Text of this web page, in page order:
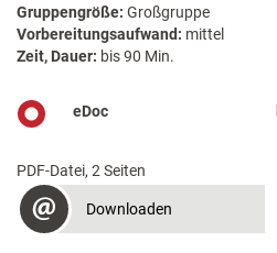
Gruppengröße: Großgruppe
Vorbereitungsaufwand: mittel
Zeit, Dauer: bis 90 Min.
eDoc
PDF-Datei, 2 Seiten
Downloaden